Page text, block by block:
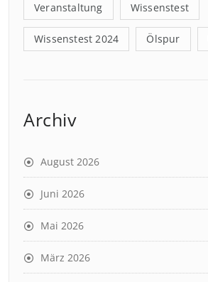
Veranstaltung Wissenstest
Wissenstest 2024 Ölspur
Archiv
August 2026
Juni 2026
Mai 2026
März 2026